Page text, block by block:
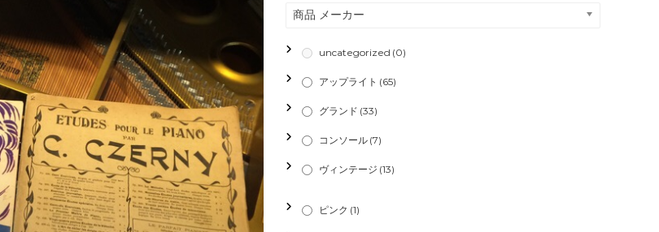
商品 メーカー
uncategorized (0)
アップライト (65)
グランド (33)
コンソール (7)
ヴィンテージ (13)
ピンク (1)